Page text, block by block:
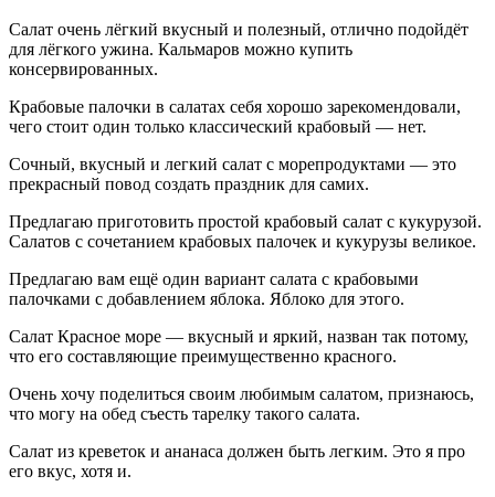
Салат очень лёгкий вкусный и полезный, отлично подойдёт
для лёгкого ужина. Кальмаров можно купить
консервированных.
Крабовые палочки в салатах себя хорошо зарекомендовали,
чего стоит один только классический крабовый — нет.
Сочный, вкусный и легкий салат с морепродуктами — это
прекрасный повод создать праздник для самих.
Предлагаю приготовить простой крабовый салат с кукурузой.
Салатов с сочетанием крабовых палочек и кукурузы великое.
Предлагаю вам ещё один вариант салата с крабовыми
палочками с добавлением яблока. Яблоко для этого.
Салат Красное море — вкусный и яркий, назван так потому,
что его составляющие преимущественно красного.
Очень хочу поделиться своим любимым салатом, признаюсь,
что могу на обед съесть тарелку такого салата.
Салат из креветок и ананаса должен быть легким. Это я про
его вкус, хотя и.